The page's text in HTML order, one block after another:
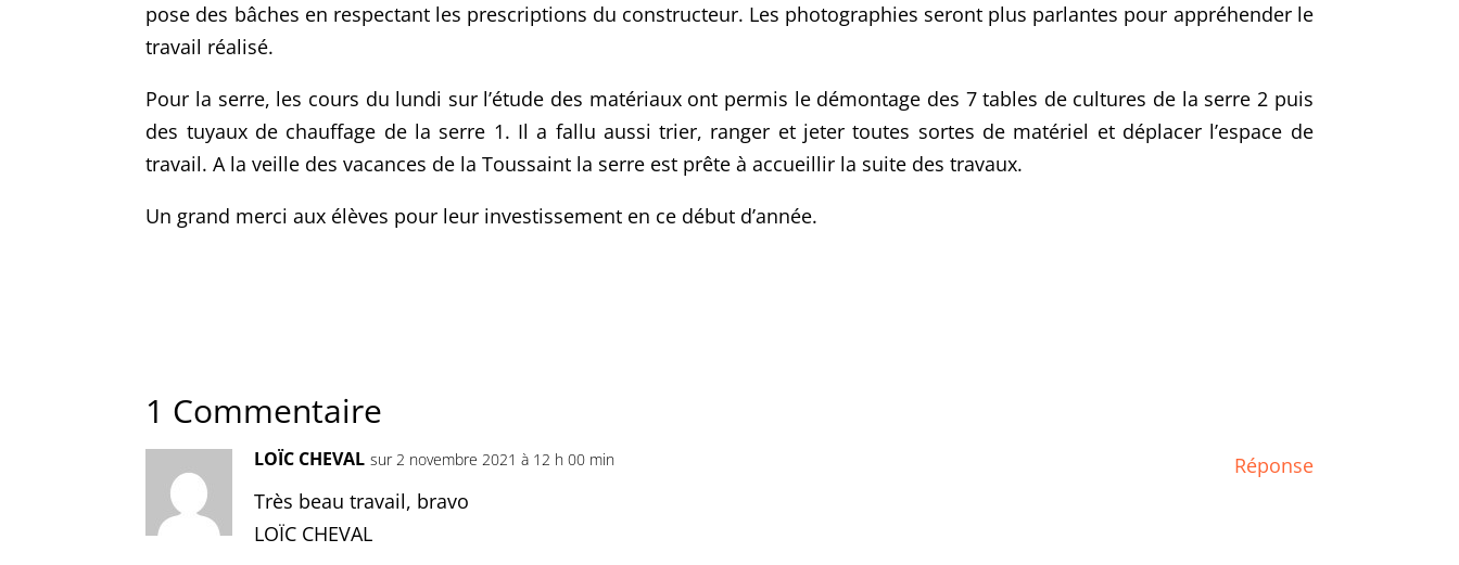
pose des bâches en respectant les prescriptions du constructeur. Les photographies seront plus parlantes pour appréhender le
travail réalisé.
Pour la serre, les cours du lundi sur l’étude des matériaux ont permis le démontage des 7 tables de cultures de la serre 2 puis
des tuyaux de chauffage de la serre 1. Il a fallu aussi trier, ranger et jeter toutes sortes de matériel et déplacer l’espace de
travail. A la veille des vacances de la Toussaint la serre est prête à accueillir la suite des travaux.
Un grand merci aux élèves pour leur investissement en ce début d’année.
1 Commentaire
LOÏC CHEVAL sur 2 novembre 2021 à 12 h 00 min
Très beau travail, bravo
LOÏC CHEVAL
Réponse